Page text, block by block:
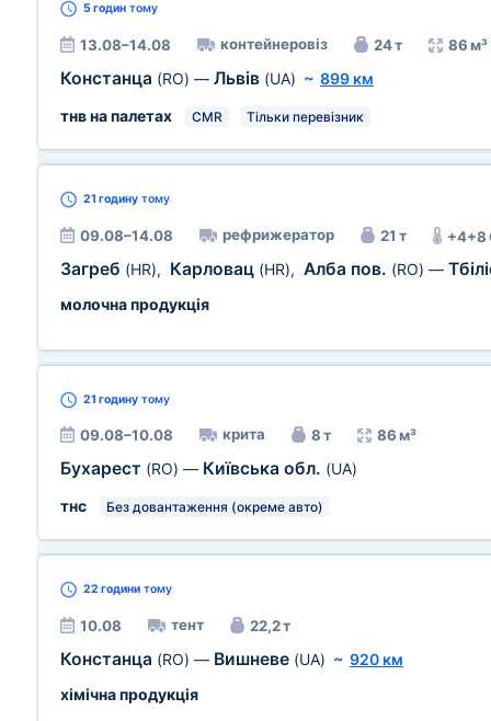
5 годин тому
13.08–14.08 контейнеровіз 24 т 86 м³
Констанца (RO) — Львів (UA) ~ 899 км
тнв на палетах
CMR Тільки перевізник
21 годину тому
09.08–14.08 рефрижератор 21 т +4+8
Загреб (HR), Карловац (HR), Алба пов. (RO) —
молочна продукція
21 годину тому
09.08–10.08 крита 8 т 86 м³
Бухарест (RO) — Київська обл. (UA)
тнс
Без довантаження (окреме авто)
22 години тому
10.08 тент 22,2 т
Констанца (RO) — Вишневе (UA) ~ 920 км
хімічна продукція